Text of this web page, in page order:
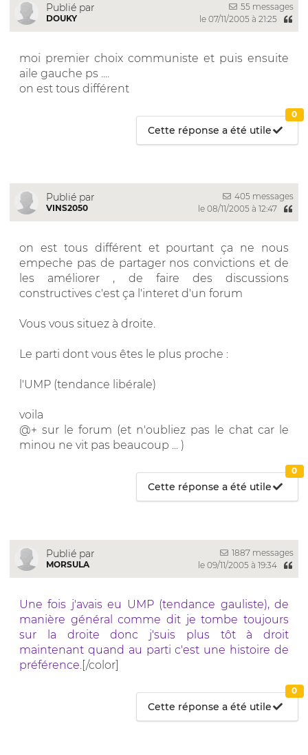
Publié par
DOUKY
55 messages
le 07/11/2005 à 21:25
moi premier choix communiste et puis ensuite
aile gauche ps ....
on est tous différent
Cette réponse a été utile
0
Publié par
VINS2050
405 messages
le 08/11/2005 à 12:47
on est tous différent et pourtant ça ne nous
empeche pas de partager nos convictions et de
les améliorer , de faire des discussions
constructives c'est ça l'interet d'un forum
Vous vous situez à droite.
Le parti dont vous êtes le plus proche :
l'UMP (tendance libérale)
voila
@+ sur le forum (et n'oubliez pas le chat car le
minou ne vit pas beaucoup ... )
Cette réponse a été utile
0
Publié par
MORSULA
1887 messages
le 09/11/2005 à 19:34
Une fois j'avais eu UMP (tendance gauliste), de
manière général comme dit je tombe toujours
sur la droite donc j'suis plus tôt à droit
maintenant quand au parti c'est une histoire de
préférence. [/color]
Cette réponse a été utile
0